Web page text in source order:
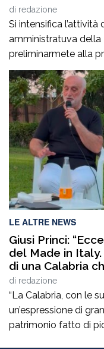
di redazione
Si intensifica
amministratuva della
preliminarmete alla
mirati servizi svolti
segnalazione di
Polizia Locale ha
cittadine al fine di
abusiva o irregolare
LE ALTRE NEWS
Giusi Princi:
del Made in
di una Calabria
competenze in
di redazione
“La Calabria, con le
un’espressione di
patrimonio fatto di